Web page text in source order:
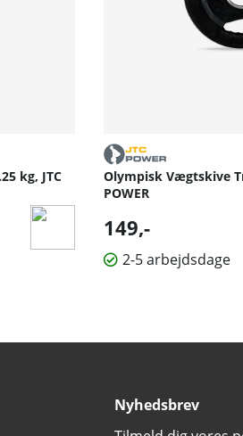
kg, JTC
Olympisk Vægtskive
POWER
149,-
2-5 arbejdsdage
Nyhedsbrev